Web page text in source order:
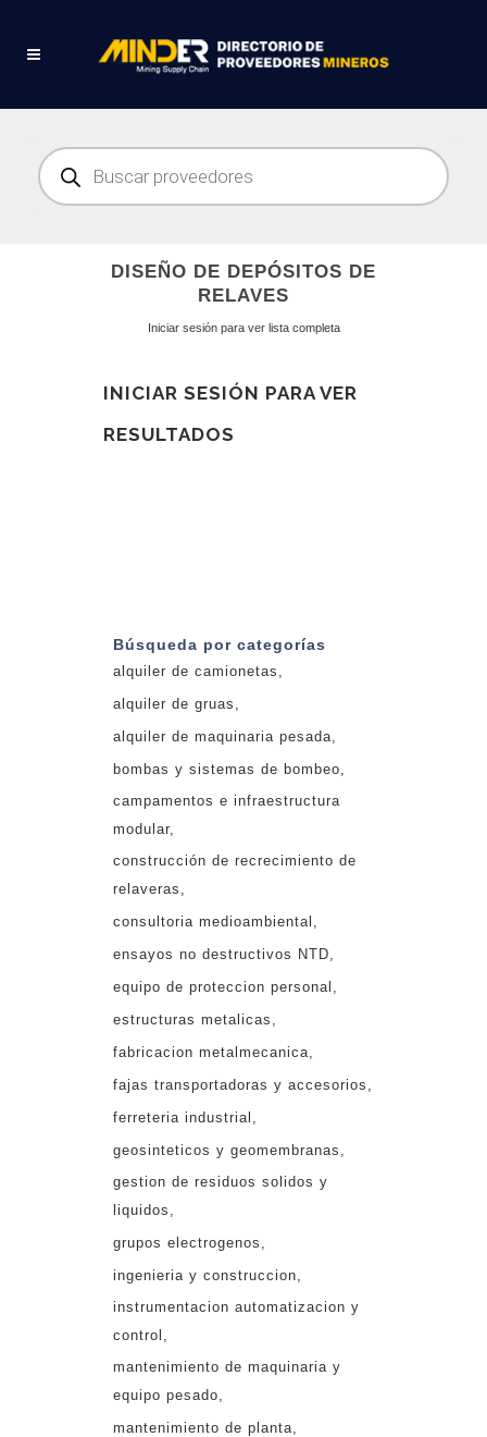
Búsqueda
de
productos
DISEÑO DE DEPÓSITOS DE
RELAVES
Iniciar sesión para ver lista completa
INICIAR SESIÓN PARA VER
RESULTADOS
Búsqueda por categorías
alquiler de camionetas
alquiler de gruas
alquiler de maquinaria pesada
bombas y sistemas de bombeo
campamentos e infraestructura
modular
construcción de recrecimiento de
relaveras
consultoria medioambiental
ensayos no destructivos NTD
equipo de proteccion personal
estructuras metalicas
fabricacion metalmecanica
fajas transportadoras y accesorios
ferreteria industrial
geosinteticos y geomembranas
gestion de residuos solidos y
liquidos
grupos electrogenos
ingenieria y construccion
instrumentacion automatizacion y
control
mantenimiento de maquinaria y
equipo pesado
mantenimiento de planta